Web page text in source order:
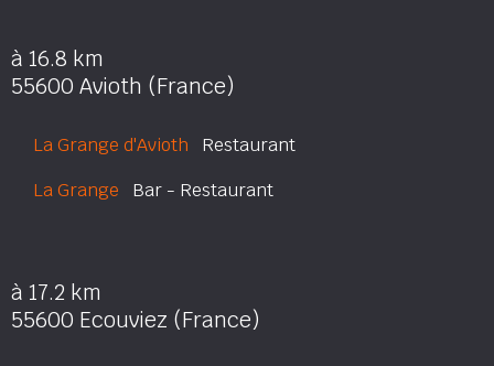
à 16.8 km
55600 Avioth (France)
La Grange d'Avioth Restaurant
La Grange Bar - Restaurant
à 17.2 km
55600 Ecouviez (France)